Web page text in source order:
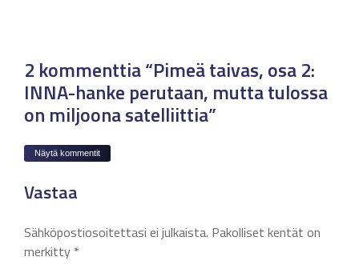
2 kommenttia “Pimeä taivas, osa 2:
INNA-hanke perutaan, mutta tulossa
on miljoona satelliittia”
Näytä kommentit
Vastaa
Sähköpostiosoitettasi ei julkaista. Pakolliset kentät on
merkitty *